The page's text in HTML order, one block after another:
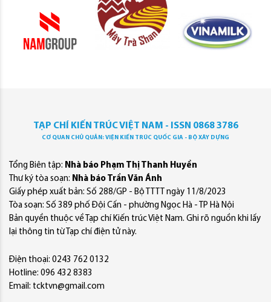
TẠP CHÍ KIẾN TRÚC VIỆT NAM - ISSN 0868 3786
CƠ QUAN CHỦ QUẢN: VIỆN KIẾN TRÚC QUỐC GIA - BỘ XÂY DỰNG
Tổng Biên tập: Nhà báo Phạm Thị Thanh Huyền
Thư ký tòa soạn: Nhà báo Trần Văn Ánh
Giấy phép xuất bản: Số 288/GP - Bộ TTTT ngày 11/8/2023
Tòa soạn: Số 389 phố Đội Cấn - phường Ngọc Hà - TP Hà Nội
Bản quyền thuộc về Tạp chí Kiến trúc Việt Nam. Ghi rõ nguồn khi lấy
lại thông tin từ Tạp chí điện tử này.
Điện thoại: 0243 762 0132
Hotline: 096 432 8383
Email: tcktvn@gmail.com